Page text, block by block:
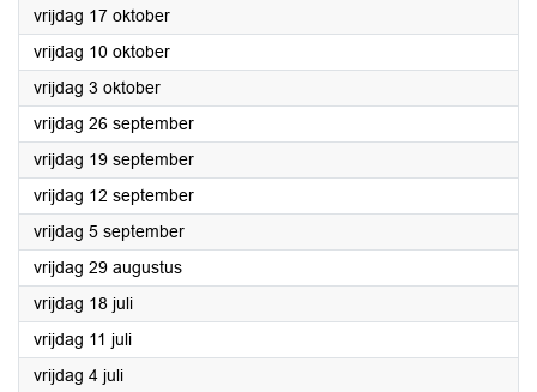
vrijdag 17 oktober2025
vrijdag 10 oktober2025
vrijdag 3 oktober2025
vrijdag 26 september2025
vrijdag 19 september2025
vrijdag 12 september2025
vrijdag 5 september2025
vrijdag 29 augustus2025
vrijdag 18 juli2025
vrijdag 11 juli2025
vrijdag 4 juli2025